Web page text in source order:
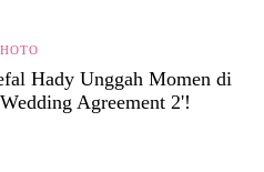
Hady Unggah Momen di
Agreement 2'!